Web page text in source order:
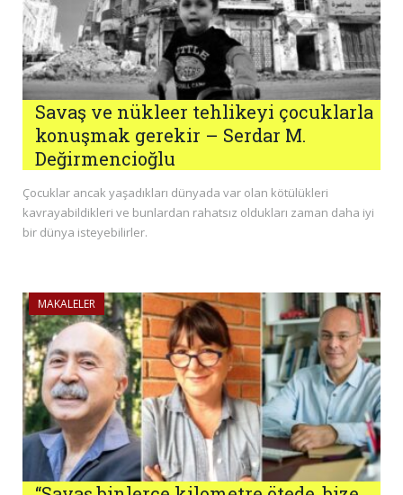
Savaş ve nükleer tehlikeyi çocuklarla
konuşmak gerekir – Serdar M.
Değirmencioğlu
Çocuklar ancak yaşadıkları dünyada var olan kötülükleri
kavrayabildikleri ve bunlardan rahatsız oldukları zaman daha iyi
bir dünya isteyebilirler.
MAKALELER